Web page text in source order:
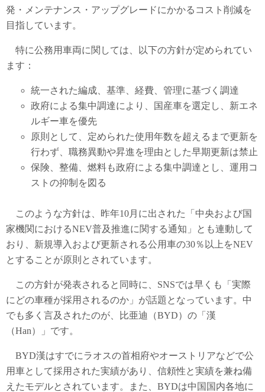
発・メンテナンス・アップグレードにかかるコスト削減を
目指しています。
特に公務用車両に関しては、以下の方針が定められてい
ます：
統一された編成、基準、経費、管理に基づく調達
政府による集中調達により、国産車を選定し、新エネ
ルギー車を優先
原則として、定められた使用年数を超えるまで更新を
行わず、職務異動や昇進を理由とした早期更新は禁止
保険、整備、燃料も政府による集中調達とし、運用コ
ストの抑制を図る
このような方針は、昨年10月に出された「中央および国
家機関におけるNEV普及推進に関する通知」とも連動して
おり、新規導入および更新される公用車の30％以上をNEV
とすることが原則とされています。
この方針が発表されると同時に、SNSでは早くも「実際
にどの車種が採用されるのか」が話題となっています。中
でも多く言及されたのが、比亜迪（BYD）の「漢
（Han）」です。
BYD漢はすでにラオスの首相府やオーストリアなどで公
用車として採用された実績があり、信頼性と実績を兼ね備
えたモデルとされています。また、BYDは中国国内各地に